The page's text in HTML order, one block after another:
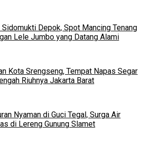
Sidomukti Depok, Spot Mancing Tenang
Lele Jumbo yang Datang Alami
Kota Srengseng, Tempat Napas Segar
Riuhnya Jakarta Barat
Nyaman di Guci Tegal, Surga Air
di Lereng Gunung Slamet